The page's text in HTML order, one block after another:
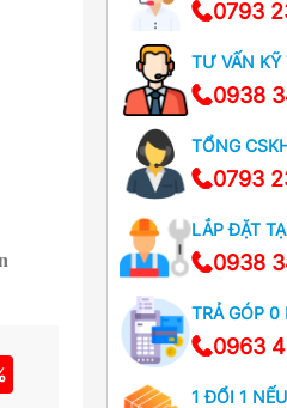
0793
TƯ VẤN KỸ
0938
TỔNG
0793
LẮP ĐẶT
0938
TRẢ GÓP 0
0963
1 ĐỔI 1